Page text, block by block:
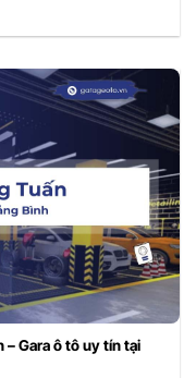
– Gara ô tô uy tín tại